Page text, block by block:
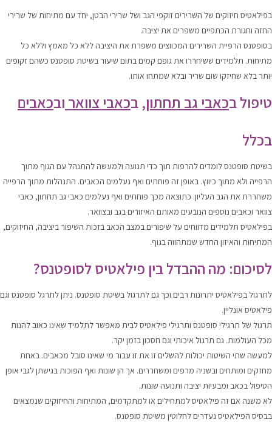
בפילאטיס חיזוקים של השרירים זוקפי הגב ושל שרירי הבטן, יחד עם מתיחות של שרירי
החזה וחגורת הכתפיים משפרים את יציבה.
בסופטנס הרפיית השרירים המכווצים משפרת את היציבה ללא כל מאמץ וללא כל
מתיחות. תלמידים ששיחררו את גופם קמים בתום שיעור בשיטת סופטנס כשהם זקופים
יותר בלא שחיזקו שום שריר ובלא שמתחו אותו.
טיפול בכאבי גב תחתון, בכאבי צוואר ובכאבים
בכלל
בשיטת סופטנס לומדים להרפות תוך כדי תנועה ולמעשה להתנהל עם הגוף מתוך
הרפייה ולא מתוך כיווץ. באופן זה פוחתים ואף נעלמים הכאבים. התנהלות מתוך הרפייה
משחררת את הגב העליון. כתוצאה מכך פוחתים ואף נעלמים כאבי גב תחתון, כאבי
צוואר וכאבים נוספים הנובעים מאותם האיזורים בגב ובצוואר.
בפילאטיס תלמידים מדווחים על שיפורים במצב הכאב בזכות השיפור ביציבה, החיזוקים,
המתיחות והאיזון החדש שמתהווה בגוף.
לסיכום: מה ההבדל בין פילאטיס לסופטנס?
לתרגול בפילאטיס יתרונות רבים וכך גם לתרגול בשיטת סופטנס. ניתן לתרגל סופטנס וגם
פילאטיס אונליין.
תרגול של תרגילי סופטנס ותרגילי פילאטיס לבית מאפשר לתלמיד שאינו כאוב להנות
מכל העולמות. גם תרגול איכותי וגם חסכון בזמן יקר.
למעשה שתי השיטות יכולות להשלים זו את זו עבור מי שאינו סובל מכאבים. באחת
מחזקים ומותחים ובשניה מרפים ומשחררים. אך הן שונות ואף הפוכות בגישתן לגבי אופן
הטיפול בכאב ומבעיות יציבה ותנועה שונות.
לא משנה אם זה פילאטיס למתחילים או למתקדמים, המתיחות והחיזוקים שנמצאים
בבסיס הפילאטיס נעדרים לחלוטין משיטת סופטנס.